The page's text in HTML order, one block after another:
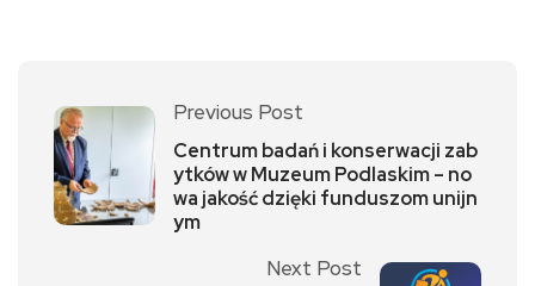
Previous Post
Centrum badań i konserwacji zab
ytków w Muzeum Podlaskim – no
wa jakość dzięki funduszom unijn
ym
Next Post